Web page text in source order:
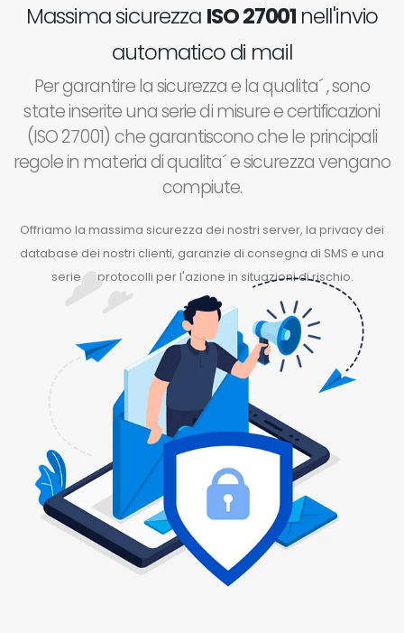
Massima sicurezza ISO 27001 nell'invio
automatico di mail
Per garantire la sicurezza e la qualita´ , sono
state inserite una serie di misure e certificazioni
(ISO 27001) che garantiscono che le principali
regole in materia di qualita´ e sicurezza vengano
compiute.
Offriamo la massima sicurezza dei nostri server, la privacy dei
database dei nostri clienti, garanzie di consegna di SMS e una
serie di protocolli per l'azione in situazioni di rischio.